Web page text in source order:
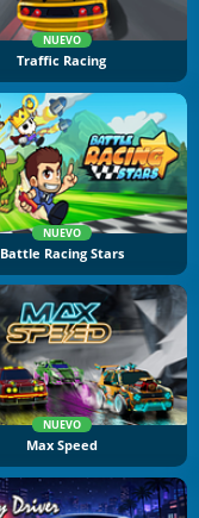
NUEVO
Traffic Racing
NUEVO
Battle Racing Stars
NUEVO
Max Speed